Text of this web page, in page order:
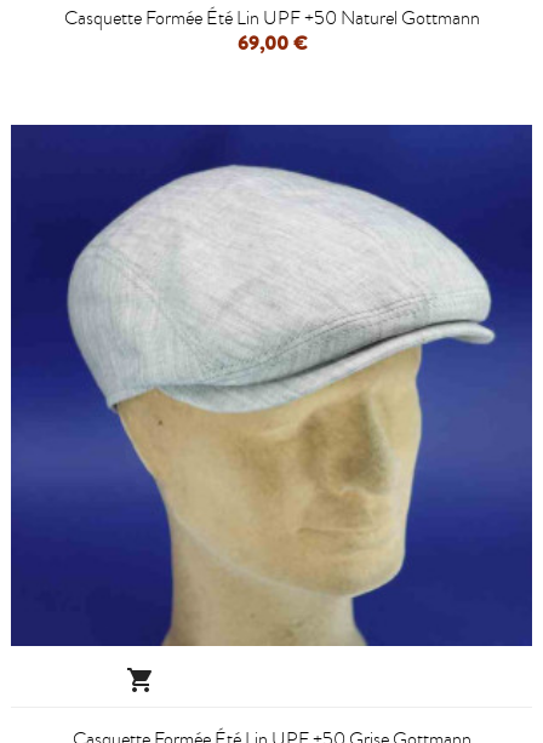
Casquette Formée Été Lin UPF +50 Naturel Gottmann
69,00 €
